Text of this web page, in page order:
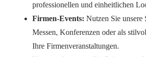
professionellen und einheitlichen
Firmen-Events: Nutzen Sie unsere
Messen, Konferenzen oder als
Ihre Firmenveranstaltungen.